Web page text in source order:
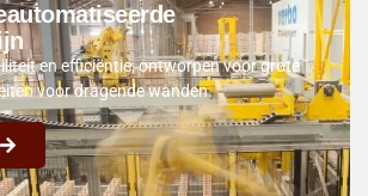
en efficiëntie, ontworpen voor grote
voor dragende wanden.